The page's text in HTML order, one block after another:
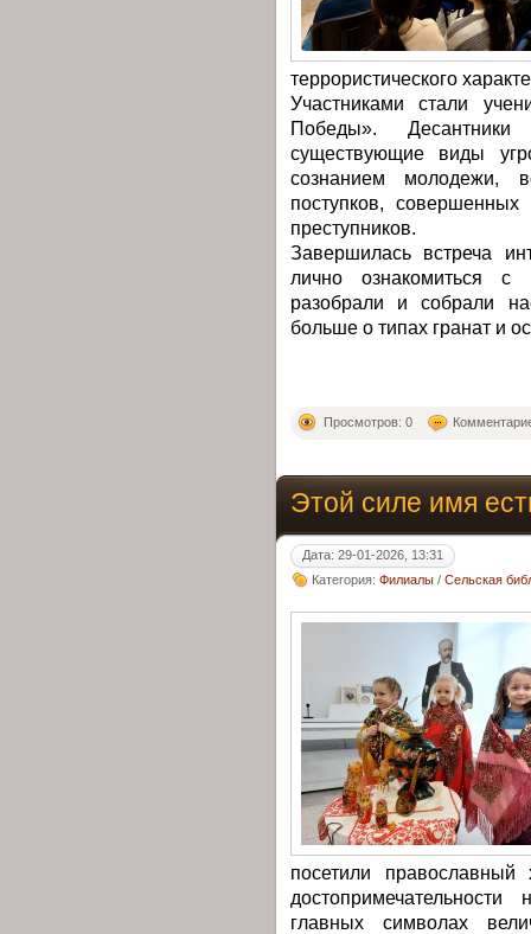
террористического
Участниками стали
Победы».
существующие виды
сознанием молодежи,
поступков,
преступников.
Завершилась встреча
лично ознакомиться с
разобрали и собрали
больше о типах гранат и
Просмотров: 0
Этой силе имя
Дата: 29-01-2026, 13:31
Категория: Филиалы / Сельская
посетили
главных символах